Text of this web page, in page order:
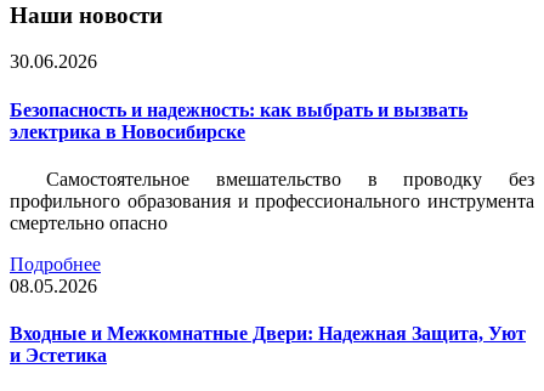
Наши новости
30.06.2026
Безопасность и надежность: как выбрать и вызвать
электрика в Новосибирске
Самостоятельное вмешательство в проводку без
профильного образования и профессионального инструмента
смертельно опасно
Подробнее
08.05.2026
Входные и Межкомнатные Двери: Надежная Защита, Уют
и Эстетика